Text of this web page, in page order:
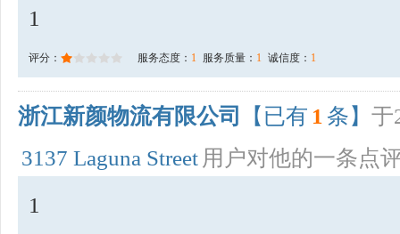
1
评分： 服务态度： 1 服务质量： 1 诚信度： 1
浙江新颜物流有限公司 【已有 1 条】 于
3137 Laguna Street 用户对他的一条点
1